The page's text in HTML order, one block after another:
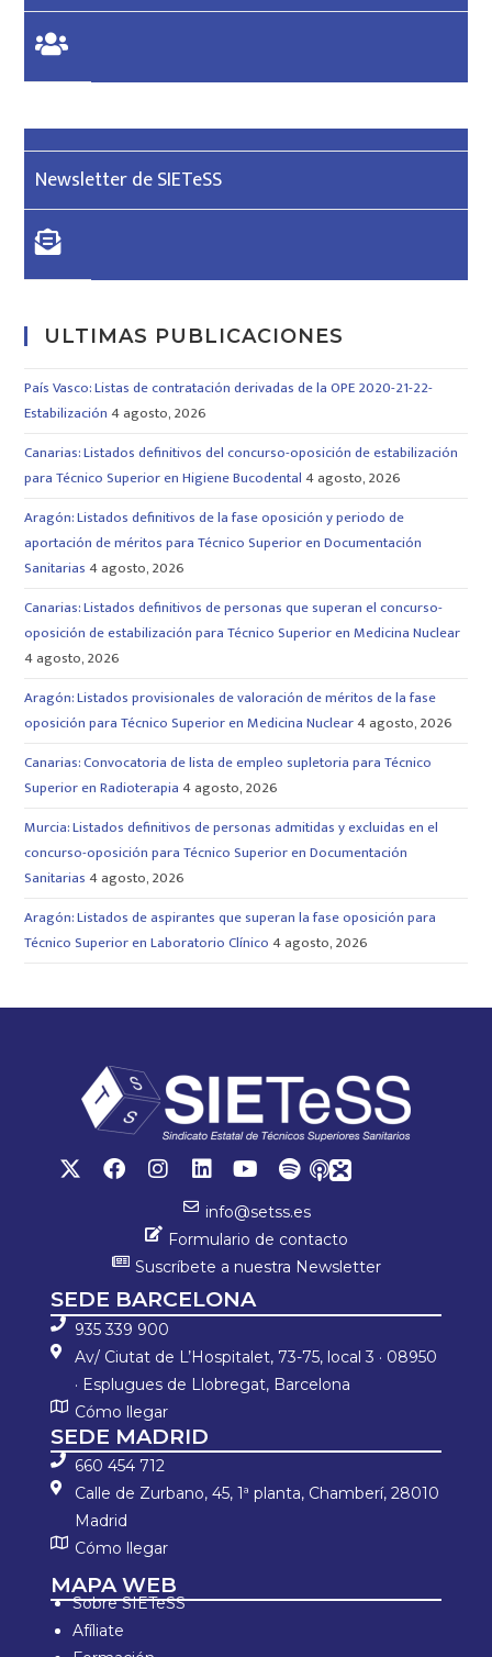
Newsletter de SIETeSS
ULTIMAS PUBLICACIONES
País Vasco: Listas de contratación derivadas de la OPE 2020-21-22-
Estabilización 4 agosto, 2026
Canarias: Listados definitivos del concurso-oposición de estabilización
para Técnico Superior en Higiene Bucodental 4 agosto, 2026
Aragón: Listados definitivos de la fase oposición y periodo de
aportación de méritos para Técnico Superior en Documentación
Sanitarias 4 agosto, 2026
Canarias: Listados definitivos de personas que superan el concurso-
oposición de estabilización para Técnico Superior en Medicina Nuclear
4 agosto, 2026
Aragón: Listados provisionales de valoración de méritos de la fase
oposición para Técnico Superior en Medicina Nuclear4 agosto, 2026
Canarias: Convocatoria de lista de empleo supletoria para Técnico
Superior en Radioterapia 4 agosto, 2026
Murcia: Listados definitivos de personas admitidas y excluidas en el
concurso-oposición para Técnico Superior en Documentación
Sanitarias 4 agosto, 2026
Aragón: Listados de aspirantes que superan la fase oposición para
Técnico Superior en Laboratorio Clínico 4 agosto, 2026
info@setss.es
Formulario de contacto
Suscríbete a nuestra Newsletter
SEDE BARCELONA
935 339 900
Av/ Ciutat de L’Hospitalet, 73-75, local 3 · 08950
· Esplugues de Llobregat, Barcelona
Cómo llegar
SEDE MADRID
660 454 712
Calle de Zurbano, 45, 1ª planta, Chamberí, 28010
Madrid
Cómo llegar
MAPA WEB
Sobre SIETeSS
Afíliate